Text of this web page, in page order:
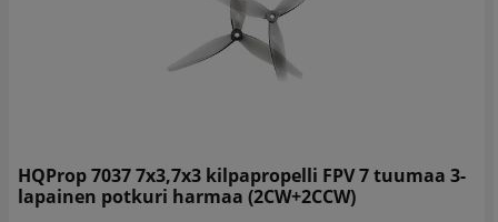
HQProp 7037 7x3,7x3 kilpapropelli FPV 7 tuumaa 3-
lapainen potkuri harmaa (2CW+2CCW)